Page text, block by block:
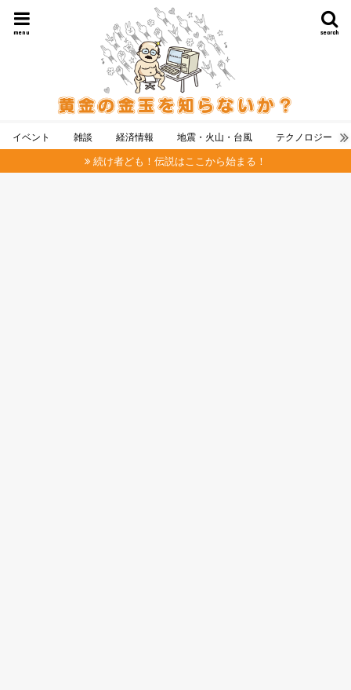
search
menu
イベント 雑談 経済情報 地震・火山・台風 テクノロジー
続け者ども！伝説はここから始まる！